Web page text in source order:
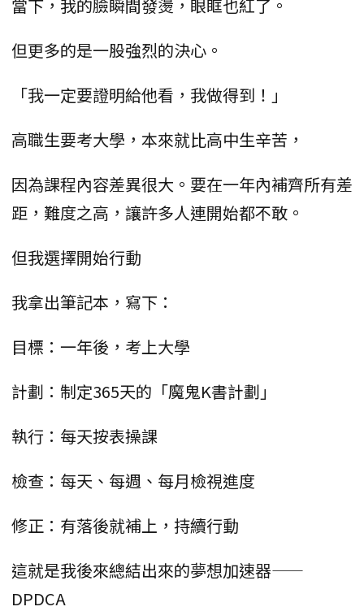
當下，我的臉瞬間發燙，眼眶也紅了。
但更多的是一股強烈的決心。
「我一定要證明給他看，我做得到！」
高職生要考大學，本來就比高中生辛苦，
因為課程內容差異很大。要在一年內補齊所有差
距，難度之高，讓許多人連開始都不敢。
但我選擇開始行動
我拿出筆記本，寫下：
目標：一年後，考上大學
計劃：制定365天的「魔鬼K書計劃」
執行：每天按表操課
檢查：每天、每週、每月檢視進度
修正：有落後就補上，持續行動
這就是我後來總結出來的夢想加速器——
DPDCA